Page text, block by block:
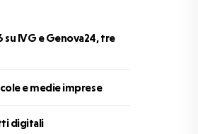
IVG e Genova24, tre
e medie imprese
digitali